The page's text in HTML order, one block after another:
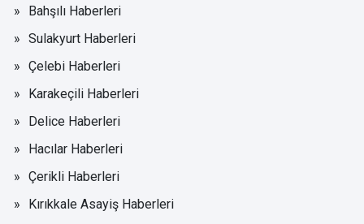
Bahşılı Haberleri
Sulakyurt Haberleri
Çelebi Haberleri
Karakeçili Haberleri
Delice Haberleri
Hacılar Haberleri
Çerikli Haberleri
Kırıkkale Asayiş Haberleri